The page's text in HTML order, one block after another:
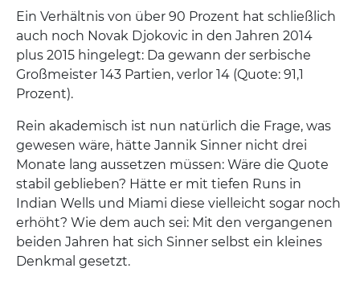
Ein Verhältnis von über 90 Prozent hat schließlich
auch noch Novak Djokovic in den Jahren 2014
plus 2015 hingelegt: Da gewann der serbische
Großmeister 143 Partien, verlor 14 (Quote: 91,1
Prozent).
Rein akademisch ist nun natürlich die Frage, was
gewesen wäre, hätte Jannik Sinner nicht drei
Monate lang aussetzen müssen: Wäre die Quote
stabil geblieben? Hätte er mit tiefen Runs in
Indian Wells und Miami diese vielleicht sogar noch
erhöht? Wie dem auch sei: Mit den vergangenen
beiden Jahren hat sich Sinner selbst ein kleines
Denkmal gesetzt.